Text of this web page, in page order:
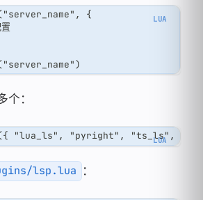
{
个：
"lua_ls", "pyright", "ts_ls",
lsp.lua ：